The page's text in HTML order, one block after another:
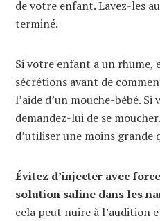
de votre enfant. Lavez-les
terminé.
Si votre enfant a un rhume,
sécrétions avant de
l’aide d’un mouche-bébé.
demandez-lui de se
d’utiliser une moins
Évitez d’injecter avec
solution saline dans les
cela peut nuire à l’audition